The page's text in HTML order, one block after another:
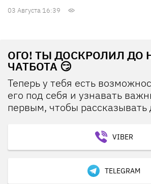
03 Августа 16:39
ОГО! ТЫ ДОСКРОЛИЛ ДО
ЧАТБОТА 😏
Теперь у тебя есть
его под себя и узнавать
первым, чтобы рассказывать
VIBER
TELEGRAM